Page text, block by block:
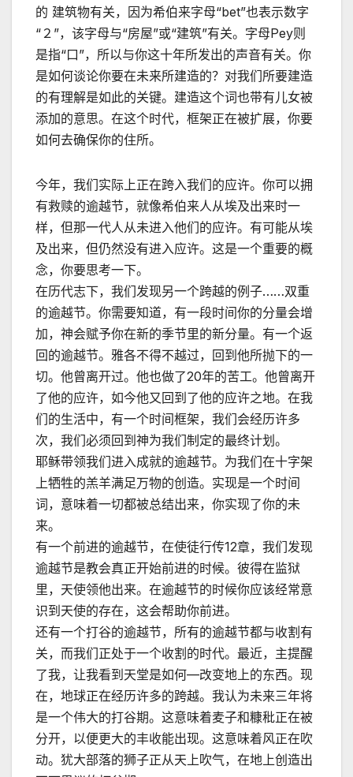
的 建筑物有关，因为希伯来字母“bet”也表示数字
“２”，该字母与“房屋”或“建筑”有关。字母Pey则
是指“口”，所以与你这十年所发出的声音有关。你
是如何谈论你要在未来所建造的？对我们所要建造
的有理解是如此的关键。建造这个词也带有儿女被
添加的意思。在这个时代，框架正在被扩展，你要
如何去确保你的住所。
今年，我们实际上正在跨入我们的应许。你可以拥
有救赎的逾越节，就像希伯来人从埃及出来时一
样，但那一代人从未进入他们的应许。有可能从埃
及出来，但仍然没有进入应许。这是一个重要的概
念，你要思考一下。
在历代志下，我们发现另一个跨越的例子……双重
的逾越节。你需要知道，有一段时间你的分量会增
加，神会赋予你在新的季节里的新分量。有一个返
回的逾越节。雅各不得不越过，回到他所抛下的一
切。他曾离开过。他也做了20年的苦工。他曾离开
了他的应许，如今他又回到了他的应许之地。在我
们的生活中，有一个时间框架，我们会经历许多
次，我们必须回到神为我们制定的最终计划。
耶稣带领我们进入成就的逾越节。为我们在十字架
上牺牲的羔羊满足万物的创造。实现是一个时间
词，意味着一切都被总结出来，你实现了你的未
来。
有一个前进的逾越节，在使徒行传12章，我们发现
逾越节是教会真正开始前进的时候。彼得在监狱
里，天使领他出来。在逾越节的时候你应该经常意
识到天使的存在，这会帮助你前进。
还有一个打谷的逾越节，所有的逾越节都与收割有
关，而我们正处于一个收割的时代。最近，主提醒
了我，让我看到天堂是如何—改变地上的东西。现
在，地球正在经历许多的跨越。我认为未来三年将
是一个伟大的打谷期。这意味着麦子和糠秕正在被
分开，以便更大的丰收能出现。这意味着风正在吹
动。犹大部落的狮子正从天上吹气，在地上创造出